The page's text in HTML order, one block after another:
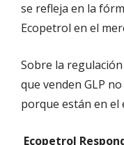
se refleja en la
Ecopetrol en el
Sobre la
que venden GLP
porque están en el
Ecopetrol